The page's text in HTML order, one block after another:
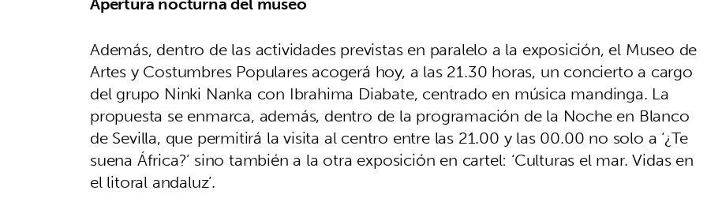
Además, dentro de las actividades previstas en paralelo a la exposición, el Museo de
Artes y Costumbres Populares acogerá hoy, a las 21.30 horas, un concierto a cargo
del grupo Ninki Nanka con Ibrahima Diabate, centrado en música mandinga. La
propuesta se enmarca, además, dentro de la programación de la Noche en Blanco
de Sevilla, que permitirá la visita al centro entre las 21.00 y las 00.00 no solo a ‘¿Te
suena África?’ sino también a la otra exposición en cartel: ‘Culturas el mar. Vidas en
el litoral andaluz’.